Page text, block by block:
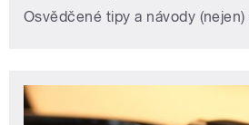
Osvědčené tipy a návody